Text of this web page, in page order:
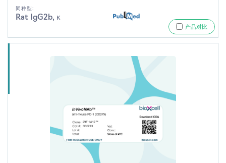
同种型:
Rat IgG2b, κ
产品对比